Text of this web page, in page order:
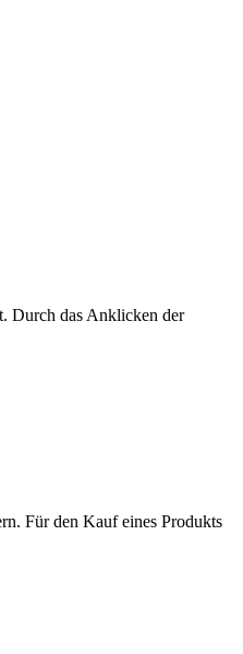
Durch das Anklicken der
Für den Kauf eines Produkts